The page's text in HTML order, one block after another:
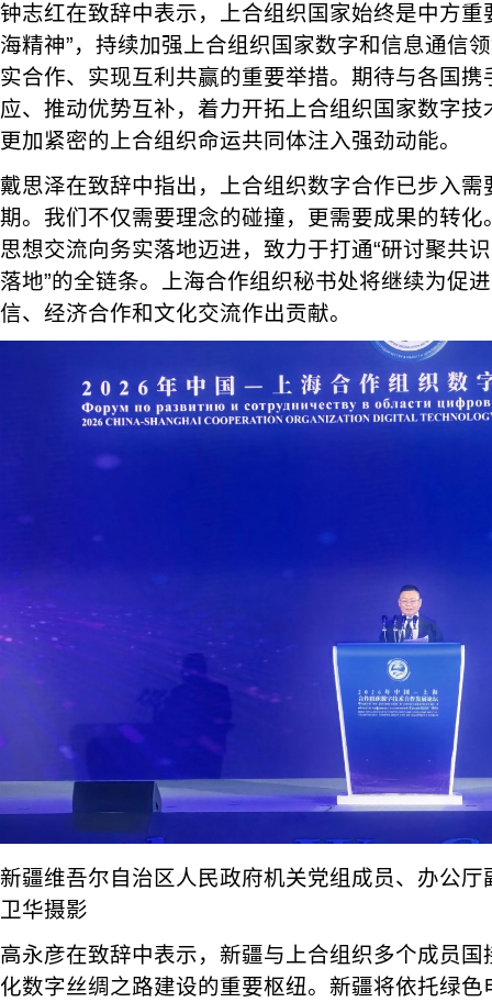
钟志红在致辞中表示，上合组织国家始终是中方重
海精神”，持续加强上合组织国家数字和信息通信
实合作、实现互利共赢的重要举措。期待与各国
应、推动优势互补，着力开拓上合组织国家数字
更加紧密的上合组织命运共同体注入强劲动能。
戴思泽在致辞中指出，上合组织数字合作已步入需
期。我们不仅需要理念的碰撞，更需要成果的转
思想交流向务实落地迈进，致力于打通“研讨聚共
落地”的全链条。上海合作组织秘书处将继续为促
信、经济合作和文化交流作出贡献。
新疆维吾尔自治区人民政府机关党组成员、办公
卫华摄影
高永彦在致辞中表示，新疆与上合组织多个成员
化数字丝绸之路建设的重要枢纽。新疆将依托绿